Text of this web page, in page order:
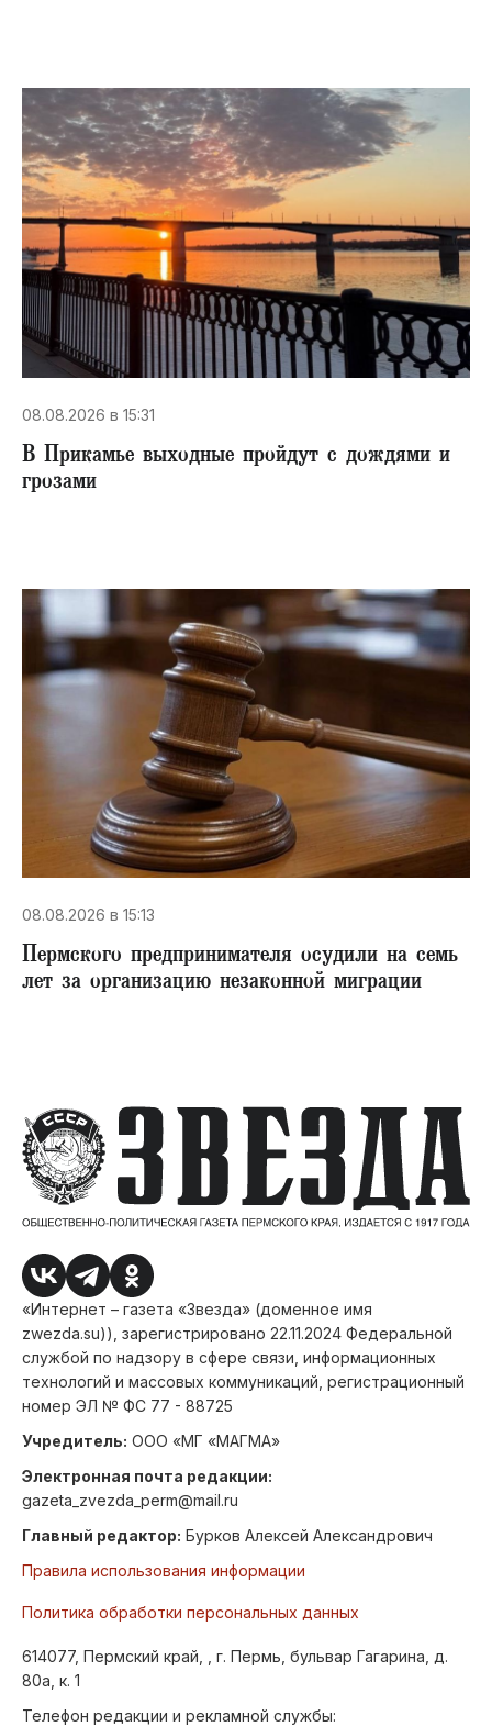
08.08.2026 в 15:31
В Прикамье выходные пройдут с дождями и
грозами
08.08.2026 в 15:13
Пермского предпринимателя осудили на семь
лет за организацию незаконной миграции
«Интернет – газета «Звезда» (доменное имя
zwezda.su)), зарегистрировано 22.11.2024 Федеральной
службой по надзору в сфере связи, информационных
технологий и массовых коммуникаций, регистрационный
номер ЭЛ № ФС 77 - 88725
Учредитель: ООО «МГ «МАГМА»
Электронная почта редакции:
gazeta_zvezda_perm@mail.ru
Главный редактор: Бурков Алексей Александрович
Правила использования информации
Политика обработки персональных данных
614077, Пермский край, , г. Пермь, бульвар Гагарина, д.
80а, к. 1
Телефон редакции и рекламной службы: